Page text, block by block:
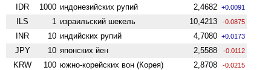
IDR 1000 индонезийских рупий 2,4682 +0.0091
ILS 1 израильский шекель 10,4213 -0.0875
INR 10 индийских рупий 4,7080 +0.0173
JPY 10 японских йен 2,5588 -0.0112
KRW 100 южно-корейских вон (Корея) 2,8708 -0.0215